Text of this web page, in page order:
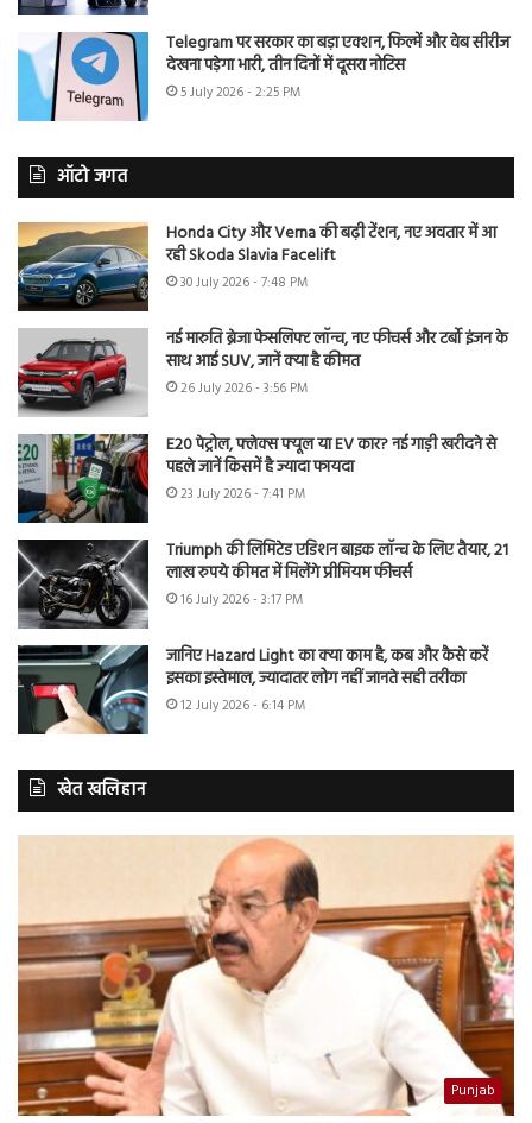
Telegram पर सरकार का बड़ा एक्शन, फिल्में और वेब सीरीज
देखना पड़ेगा भारी, तीन दिनों में दूसरा नोटिस
5 July 2026 - 2:25 PM
ऑटो जगत
Honda City और Verna की बढ़ी टेंशन, नए अवतार में आ
रही Skoda Slavia Facelift
30 July 2026 - 7:48 PM
नई मारुति ब्रेजा फेसलिफ्ट लॉन्च, नए फीचर्स और टर्बो इंजन के
साथ आई SUV, जानें क्या है कीमत
26 July 2026 - 3:56 PM
E20 पेट्रोल, फ्लेक्स फ्यूल या EV कार? नई गाड़ी खरीदने से
पहले जानें किसमें है ज्यादा फायदा
23 July 2026 - 7:41 PM
Triumph की लिमिटेड एडिशन बाइक लॉन्च के लिए तैयार, 21
लाख रुपये कीमत में मिलेंगे प्रीमियम फीचर्स
16 July 2026 - 3:17 PM
जानिए Hazard Light का क्या काम है, कब और कैसे करें
इसका इस्तेमाल, ज्यादातर लोग नहीं जानते सही तरीका
12 July 2026 - 6:14 PM
खेत खलिहान
Punjab